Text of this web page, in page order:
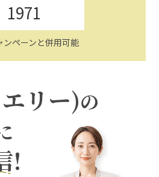
1971
ペーンと併用可能
リー)の
!